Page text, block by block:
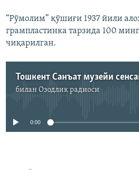
“Рўмолим” қўшиғи 1937 йили
грампластинка тарзида 100
чиқарилган.
билан Озодлик радиоси
Айни дамда медиа-манба
0:00